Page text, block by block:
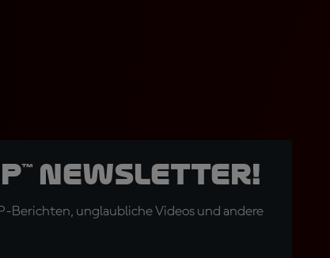
Newsletter!
Berichten, unglaubliche Videos und andere